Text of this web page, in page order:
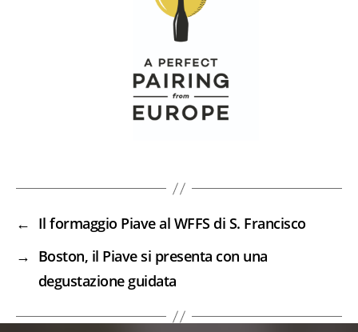
← Il formaggio Piave al WFFS di S. Francisco
→ Boston, il Piave si presenta con una
degustazione guidata